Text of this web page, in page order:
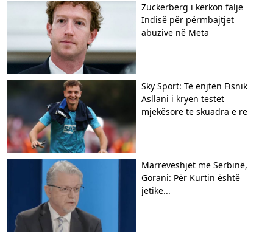
Zuckerberg i kërkon falje
Indisë për përmbajtjet
abuzive në Meta
Sky Sport: Të enjtën Fisnik
Asllani i kryen testet
mjekësore te skuadra e re
Marrëveshjet me Serbinë,
Gorani: Për Kurtin është
jetike...